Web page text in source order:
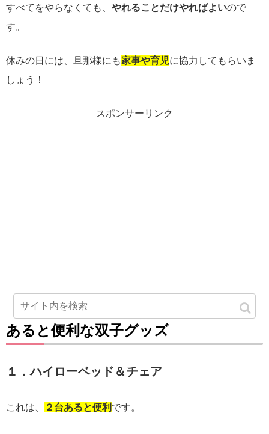
すべてをやらなくても、 やれることだけやればよいので
す。
休みの日には、旦那様にも家事や育児に協力してもらいま
しょう！
スポンサーリンク
あると便利な双子グッズ
１．ハイローベッド＆チェア
これは、 ２台あると便利 です。